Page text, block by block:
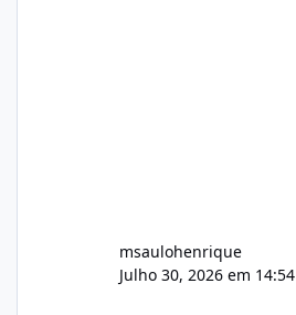
msaulohenrique
Julho 30, 2026 em 14:54